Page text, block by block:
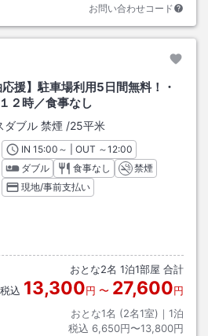
お問い合わせコード
援】駐車場利用5日間無料！・
２時／食事なし
ダブル 禁煙 /25平米
INチェックイン
15:00 ～ | OUT チェックアウト
～12:00
ダブル
食事なし
禁煙
現地/事前支払い
おとな2名 1泊1部屋 合計
税込 13,300円 〜 27,600円
おとな1名 (2名1室)｜ 1泊
税込 6,650円〜13,800円